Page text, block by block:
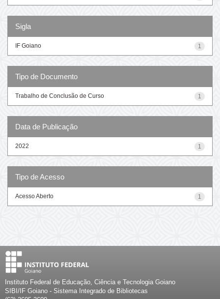
Sigla
1
IF Goiano
Tipo de Documento
1
Trabalho de Conclusão de Curso
Data de Publicação
1
2022
Tipo de Acesso
1
Acesso Aberto
Instituto Federal de Educação, Ciência e Tecnologia Goiano
SIBI/IF Goiano - Sistema Integrado de Bibliotecas